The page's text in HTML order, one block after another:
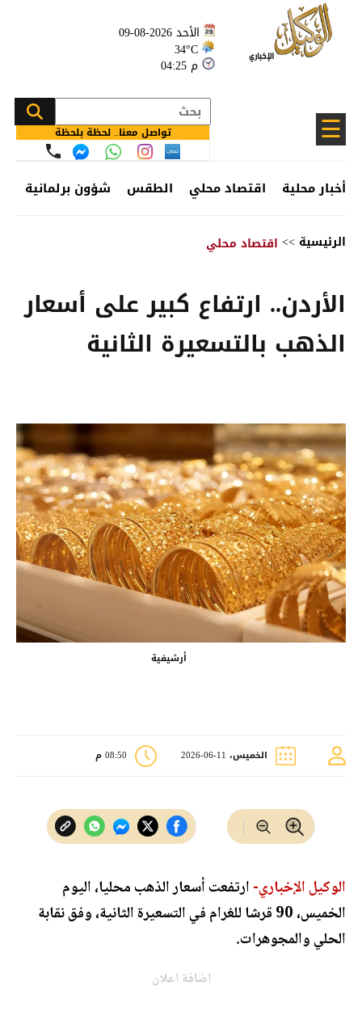
الأحد 2026-08-09
34°C
04:25 م
☰ تواصل معنا.. لحظة بلحظة
أخبار محلية اقتصاد محلي الطقس شؤون برلمانية
الرئيسية >> اقتصاد محلي
الأردن.. ارتفاع كبير على أسعار
الذهب بالتسعيرة الثانية
أرشيفية
الخميس، 11-06-2026 08:50 م
الوكيل الإخباري-ارتفعت أسعار الذهب محليا، اليوم
الخميس، 90 قرشا للغرام في التسعيرة الثانية، وفق نقابة
الحلي والمجوهرات.
اضافة اعلان